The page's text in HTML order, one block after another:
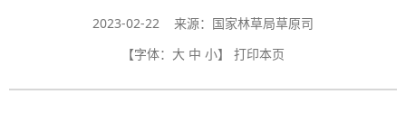
2023-02-22 来源：国家林草局草原司
【字体： 大 中 小】 打印本页